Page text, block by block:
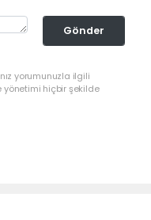
Gönder
yorumunuzla ilgili
yönetimi hiçbir şekilde